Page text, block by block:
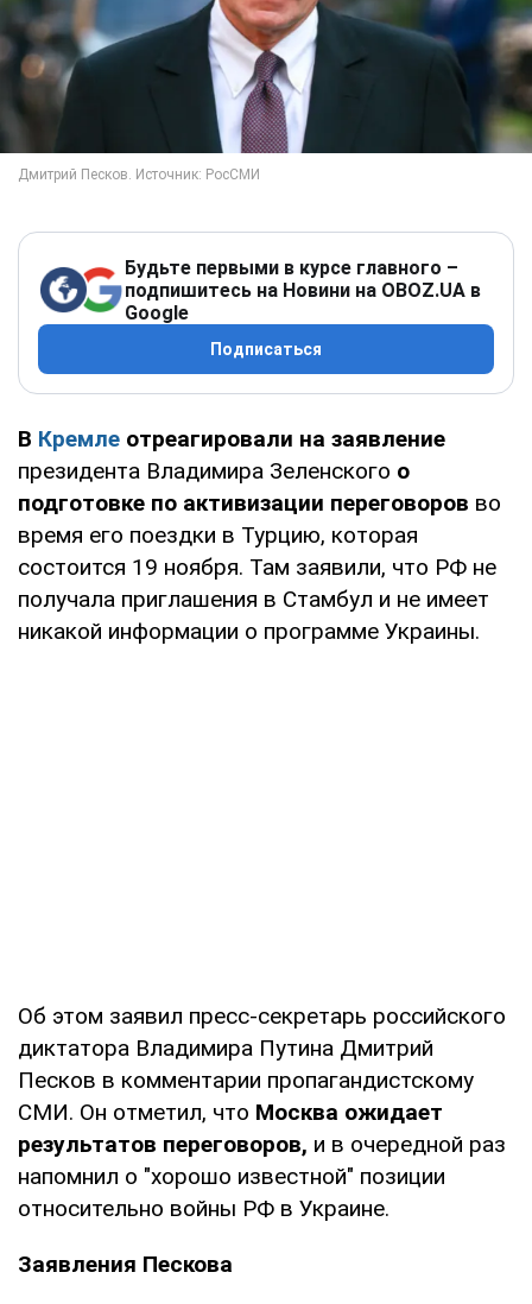
Будьте первыми в курсе главного –
подпишитесь на Новини на OBOZ.UA в
Google
Подписаться
В Кремле отреагировали на заявление
президента Владимира Зеленского о
подготовке по активизации переговоров во
время его поездки в Турцию, которая
состоится 19 ноября. Там заявили, что РФ не
получала приглашения в Стамбул и не имеет
никакой информации о программе Украины.
Об этом заявил пресс-секретарь российского
диктатора Владимира Путина Дмитрий
Песков в комментарии пропагандистскому
СМИ. Он отметил, что Москва ожидает
результатов переговоров, и в очередной раз
напомнил о "хорошо известной" позиции
относительно войны РФ в Украине.
Заявления Пескова